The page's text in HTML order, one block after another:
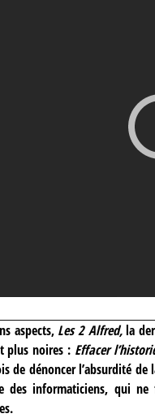
aspects, Les 2 Alfred,la
plus noires : Effacer
de dénoncer l’absurdité
des informaticiens, qui ne